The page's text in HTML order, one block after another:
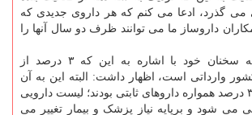
می گذرد، ادعا می کنم که هر داروی جدیدی که
داروساز ما می توانند ظرف دو سال آنها را
شانه ساز در ادامه سخنان خود با اشاره به این که ۳ درصد از
وارداتی است، اظهار داشت: البته این به آن
معنا نیست که این ۳ درصد همواره داروهای ثابتی بودند؛ لیست دارویی
می شود و برپایه نیاز پزشک و بیمار تغییر می